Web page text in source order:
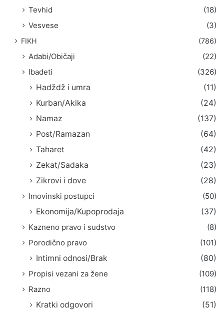
Tevhid
(18)
Vesvese
(3)
FIKH (786)
Adabi/Običaji
(22)
Ibadeti
(326)
Hadždž i umra
(11)
Kurban/Akika
(24)
Namaz
(137)
Post/Ramazan
(64)
Taharet
(42)
Zekat/Sadaka
(23)
Zikrovi i dove
(28)
Imovinski postupci
(50)
Ekonomija/Kupoprodaja
(37)
Kazneno pravo i sudstvo
(8)
Porodično pravo
(101)
Intimni odnosi/Brak
(80)
Propisi vezani za žene
(109)
Razno
(118)
Kratki odgovori
(51)